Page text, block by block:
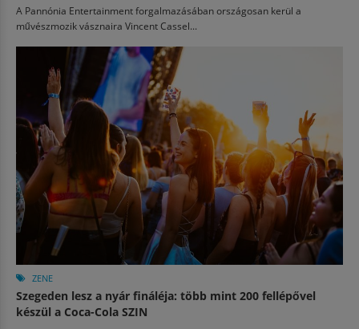
A Pannónia Entertainment forgalmazásában országosan kerül a
művészmozik vásznaira Vincent Cassel...
ZENE
Szegeden lesz a nyár fináléja: több mint 200 fellépővel
készül a Coca-Cola SZIN